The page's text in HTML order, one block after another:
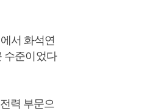
서 화석연
수준이었다
력 부문으